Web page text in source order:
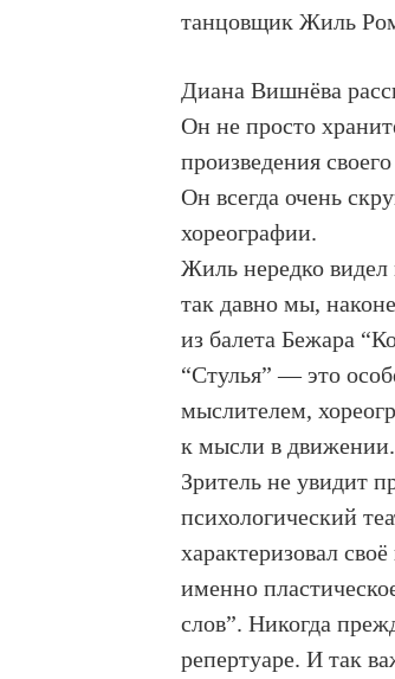
танцовщик Жиль
Диана Вишнёва
Он не просто
произведения
Он всегда очень
хореографии.
Жиль нередко
так давно мы,
из балета Бежара
“Стулья” — это
мыслителем,
к мысли в движении.
Зритель не увидит
психологический
характеризовал
именно
слов”. Никогда
репертуаре. И так